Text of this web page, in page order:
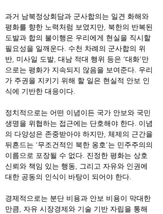
과거 남북정상회담과 군사합의는 일견 화해와
평화를 향한 노력처럼 보였지만, 북한의 반복된
도발과 합의 불이행은 우리에게 현실을 직시할
필요성을 일깨운다. 수천 차례의 군사합의 위
반, 미사일 도발, 대남 적대 행위 등은 ‘대화’만
으로는 평화가 지속되지 않음을 보여준다. 우리
가 주권을 지키기 위해 할 일은 현실적 안보 인
식에 기반한 대응이다.
정치적으로는 어떤 이념이든 국가 안보와 국민
생명을 위협하는 접근에는 단호해야 한다. 이념
의 다양성은 존중받아야 하지만, 체제의 근간을
뒤흔드는 ‘무조건적인 북한 옹호’는 민주주의의
이름으로 포장될 수 없다. 진정한 평화는 상호
신뢰와 책임 있는 행동, 그리고 자유와 인권에
대한 공동의 인식이 바탕이 되어야 한다.
경제적으로는 분단 비용과 안보 비용이 막대한
만큼, 자유 시장경제와 기술 기반 자립을 통해